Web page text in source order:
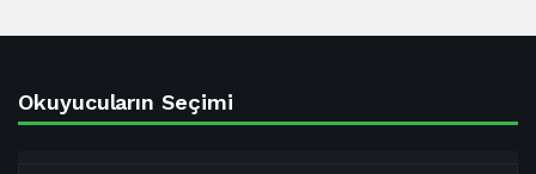
Okuyucuların Seçimi